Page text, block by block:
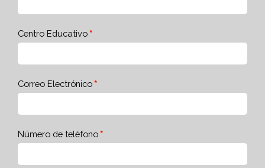
Centro Educativo
Correo Electrónico
Número de teléfono